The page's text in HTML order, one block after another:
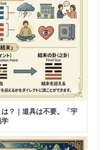
？｜道具は不要。「宇
学